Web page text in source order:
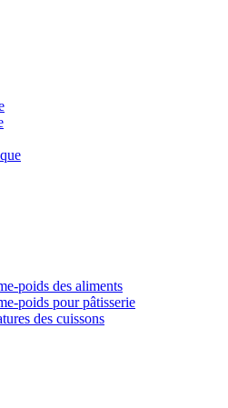
poids des aliments
poids pour pâtisserie
des cuissons